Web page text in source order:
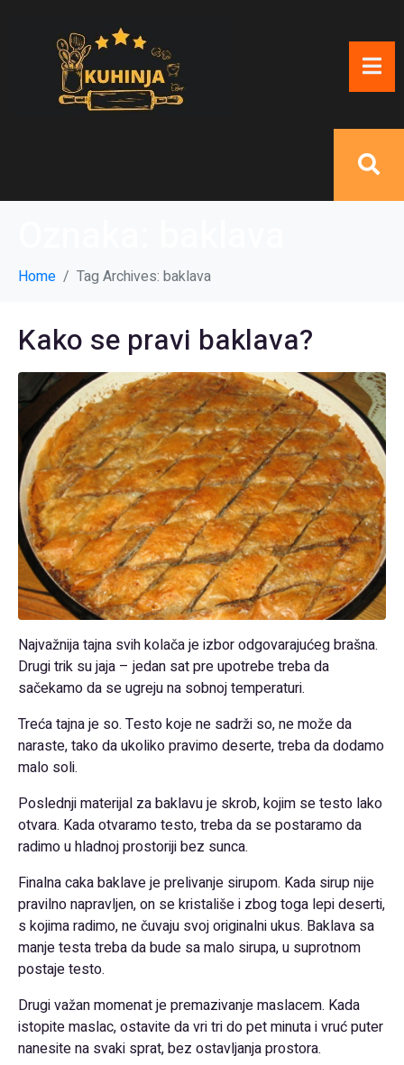
Home Tag Archives: baklava
Kako se pravi baklava?
Najvažnija tajna svih kolača je izbor odgovarajućeg brašna.
Drugi trik su jaja – jedan sat pre upotrebe treba da
sačekamo da se ugreju na sobnoj temperaturi.
Treća tajna je so. Testo koje ne sadrži so, ne može da
naraste, tako da ukoliko pravimo deserte, treba da dodamo
malo soli.
Poslednji materijal za baklavu je skrob, kojim se testo lako
otvara. Kada otvaramo testo, treba da se postaramo da
radimo u hladnoj prostoriji bez sunca.
Finalna caka baklave je prelivanje sirupom. Kada sirup nije
pravilno napravljen, on se kristališe i zbog toga lepi deserti,
s kojima radimo, ne čuvaju svoj originalni ukus. Baklava sa
manje testa treba da bude sa malo sirupa, u suprotnom
postaje testo.
Drugi važan momenat je premazivanje maslacem. Kada
istopite maslac, ostavite da vri tri do pet minuta i vruć puter
nanesite na svaki sprat, bez ostavljanja prostora.